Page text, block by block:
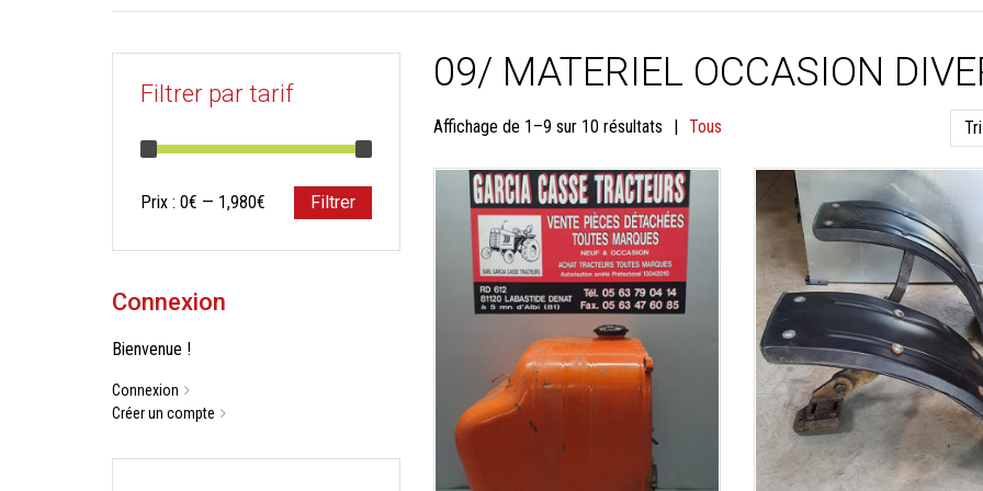
09/ MATERIEL OCCASION
Affichage de 1–9 sur 10 résultatsTrié
du
plus
récent
au
plus
Tous
Filtrer par tarif
Prix
Prix
Filtrer
Prix : 0€ — 1,980€
Connexion
Bienvenue !
Connexion
Créer un compte